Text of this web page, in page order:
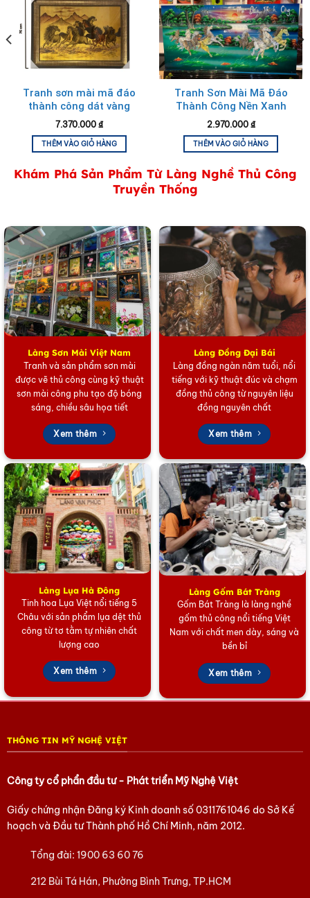
Tranh đĩa sơn mài vẽ Chợ Bến Thành
Tranh đĩa sơn mài vẽ Chợ Bến Thành
Tranh đĩa sơn mài vẽ Chợ Bến Thành
Sự Tinh Tế, Đa Dạng Và Ý Nghĩa Sâu Sắc
Mỗi sản phẩm là một câu chuyện văn hóa với họa tiết
đa dạng như hoa sen, phong cảnh quê hương hay các
biểu tượng may mắn. Sự tinh tế thể hiện trong từng nét
vẽ, từng mảnh vỏ trứng cẩn mài công phu, mang lại ý
nghĩa phong thủy tốt lành, cầu chúc bình an và thịnh
Ứng Dụng Linh Hoạt Trong Cuộc Sống Hiện Đại
Trang trí sang trọng:
Là điểm nhấn nghệ thuật độc
đáo cho không gian phòng khách, phòng làm việc
hay sảnh nhà hàng, khách sạn.
Quà tặng ngoại giao cao cấp:Lựa chọn hàng đầu
để làm quà tặng doanh nghiệp, đối tác nước ngoài
nhằm tôn vinh nét đẹp văn hóa Việt Nam.
Tranh sơn mài mã đáo
thành công dát vàng
7.370.000 ₫
THÊM VÀO GIỎ HÀNG
Tranh Sơn Mài Mã Đáo
Thành Công Nền Xanh
không khung
2.970.000 ₫
THÊM VÀO GIỎ HÀNG
Khám Phá Sản Phẩm Từ Làng Nghề Thủ Công
Truyền Thống
Làng Sơn Mài Việt Nam
Tranh và sản phẩm sơn mài
được vẽ thủ công cùng kỹ thuật
sơn mài công phu tạo độ bóng
sáng, chiều sâu họa tiết
Xem thêm
Làng Đồng Đại Bái
Làng đồng ngàn năm tuổi, nổi
tiếng với kỹ thuật đúc và chạm
đồng thủ công từ nguyên liệu
đồng nguyên chất
Xem thêm
Làng Lụa Hà Đông
Tinh hoa Lụa Việt nổi tiếng 5
Châu với sản phẩm lụa dệt thủ
công từ tơ tằm tự nhiên chất
lượng cao
Xem thêm
Làng Gốm Bát Tràng
Gốm Bát Tràng là làng nghề
gốm thủ công nổi tiếng Việt
Nam với chất men dày, sáng và
bền bỉ
Xem thêm
THÔNG TIN MỸ NGHỆ VIỆT
Công ty cổ phẩn đầu tư - Phát triển Mỹ Nghệ Việt
Giấy chứng nhận Đăng ký Kinh doanh số0311761046 do Sở Kế
hoạch và Đầu tư Thành phố Hồ Chí Minh, năm 2012.
Tổng đài:1900 63 60 76
212 Bùi Tá Hán, Phường Bình Trưng, TP.HCM